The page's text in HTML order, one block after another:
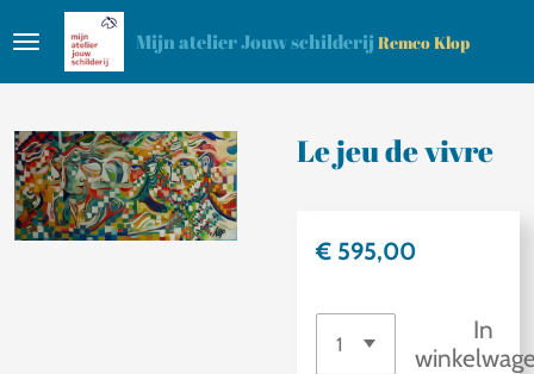
Ga
de
hoofdinhoud
Mijn atelier Jouw schilderij Remco Klop
Le jeu de vivre
€ 595,00
In